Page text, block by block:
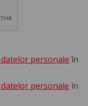
personale în
personale în